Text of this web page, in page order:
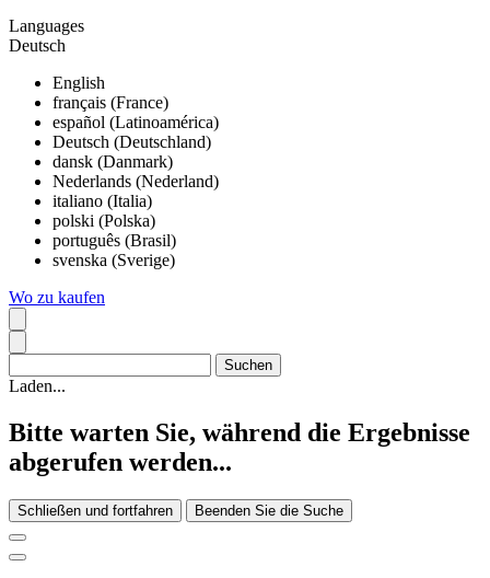
Languages
Deutsch
English
français (France)
español (Latinoamérica)
Deutsch (Deutschland)
dansk (Danmark)
Nederlands (Nederland)
italiano (Italia)
polski (Polska)
português (Brasil)
svenska (Sverige)
Wo zu kaufen
Laden...
Bitte warten Sie, während die Ergebnisse
abgerufen werden...
Schließen und fortfahren Beenden Sie die Suche